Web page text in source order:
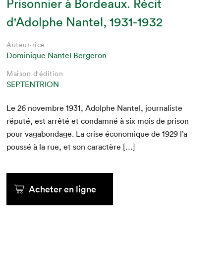
Prisonnier à Bordeaux. Récit
d'Adolphe Nantel, 1931-1932
Auteur·rice
Dominique Nantel Bergeron
Maison d'édition
SEPTENTRION
Le26 novem­bre1931, Adolphe Nan­tel, jour­nal­iste
réputé, est arrêté et con­damné à six mois de prison
pour vagabondage. La crise économique de1929 l’a
poussé à la rue, et son caractère […]
Acheter en ligne